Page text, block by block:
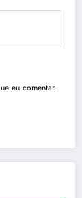
eu comentar.